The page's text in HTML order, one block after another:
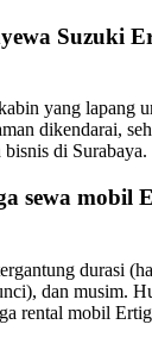
Suzuki
yang lapang
dikendarai,
di Surabaya.
sewa mobil
durasi
dan musim.
rental mobil